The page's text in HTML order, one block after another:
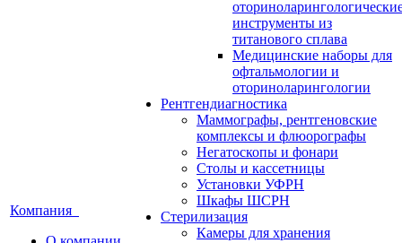
Компания
инструменты из
титанового сплава
Медицинские наборы для
офтальмологии и
оториноларингологии
Рентгендиагностика
Маммографы, рентгеновские
комплексы и флюорографы
Негатоскопы и фонари
Столы и кассетницы
Установки УФРН
Шкафы ШСРН
Стерилизация
Камеры для хранения